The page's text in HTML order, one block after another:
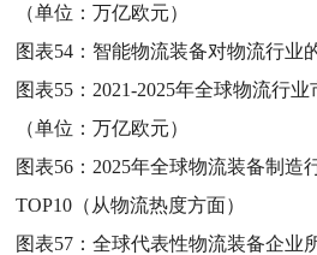
（单位：万亿欧元）
图表54： 智能物流装备对物流行业
图表55： 2021-2025年全球物流行
（单位：万亿欧元）
图表56： 2025年全球物流装备制造
TOP10（从物流热度方面）
图表57：全球代表性物流装备企业